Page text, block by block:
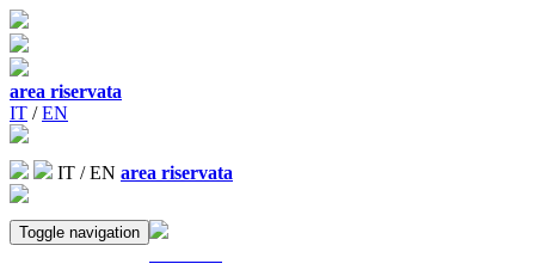
area riservata
IT /EN
IT /EN area riservata
Toggle navigation